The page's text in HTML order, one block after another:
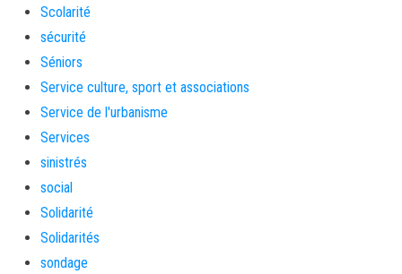
Scolarité
sécurité
Séniors
Service culture, sport et associations
Service de l'urbanisme
Services
sinistrés
social
Solidarité
Solidarités
sondage